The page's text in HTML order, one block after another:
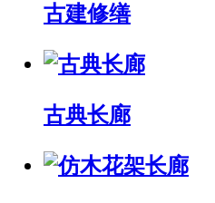
古建修缮
古典长廊